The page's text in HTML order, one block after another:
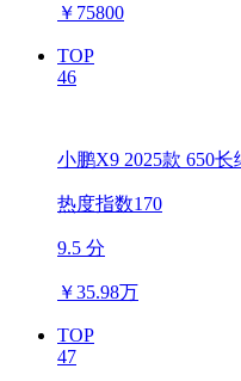
￥ 75800
TOP
46
小鹏X9 2025款 650长
热度指数170
9.5 分
￥35.98万
TOP
47